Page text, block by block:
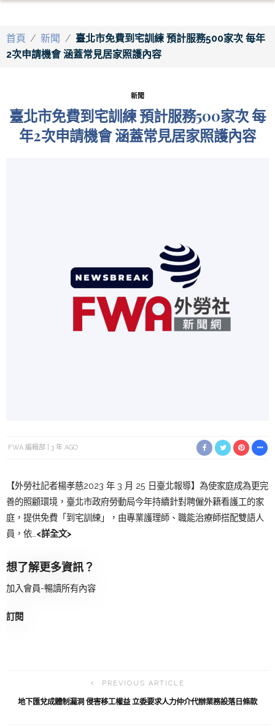
首頁 / 新聞 / 臺北市免費到宅訓練 預計服務500家次 每年
2次申請機會 涵蓋常見居家照護內容
新聞
臺北市免費到宅訓練 預計服務500家次 每
年2次申請機會 涵蓋常見居家照護內容
FWA 編輯部 3 年 AGO
【外勞社記者楊孝慈2023 年 3 月 25 日臺北報導】為使家庭成為更完
善的照顧環境，臺北市政府勞動局今年持續針對聘僱外籍看護工的家
庭，提供免費「到宅訓練」，由專業護理師、職能治療師搭配雙語人
員，依… <詳全文>
想了解更多資訊？
加入會員-暢讀所有內容
訂閱
PREVIOUS ARTICLE
地下匯兌成體制漏洞 侵害移工權益 立委要求人力仲介代辦業務設落日條款